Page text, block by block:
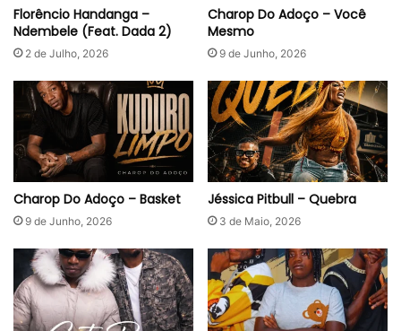
Florêncio Handanga –
Ndembele (Feat. Dada 2)
2 de Julho, 2026
Charop Do Adoço – Você
Mesmo
9 de Junho, 2026
Charop Do Adoço – Basket
9 de Junho, 2026
Jéssica Pitbull – Quebra
3 de Maio, 2026